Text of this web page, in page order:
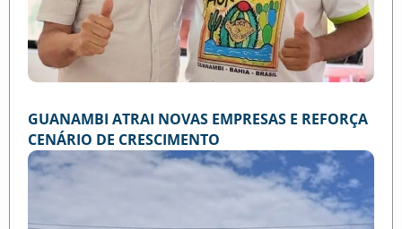
GUANAMBI ATRAI NOVAS EMPRESAS E REFORÇA
CENÁRIO DE CRESCIMENTO